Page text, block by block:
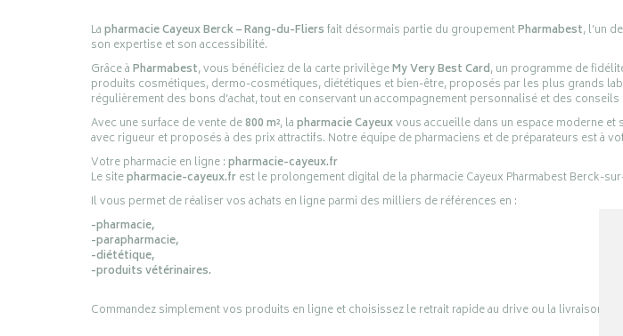
Lapharmacie Cayeux Berck – Rang-du-Fliersfait désormais partie du groupementPharmabest, l’un
son expertise et son accessibilité.
Grâce àPharmabest, vous bénéficiez de la carte privilègeMy Very Best Card, un programme de
produits cosmétiques, dermo-cosmétiques, diététiques et bien-être, proposés par les plus grands
régulièrement des bons d’achat, tout en conservant un accompagnement personnalisé et des
Avec une surface de vente de800 m², lapharmacie Cayeuxvous accueille dans un espace moderne
avec rigueur et proposés à des prix attractifs. Notre équipe de pharmaciens et de préparateurs est à
Votre pharmacie en ligne :pharmacie-cayeux.fr
Le sitepharmacie-cayeux.frest le prolongement digital de la pharmacie Cayeux Pharmabest Berck-
Il vous permet de réaliser vos achats en ligne parmi des milliers de références en :
-pharmacie,
-parapharmacie,
-diététique,
-produits vétérinaires.
Commandez simplement vos produits en ligne et choisissez le retrait rapide au drive ou la livraison à